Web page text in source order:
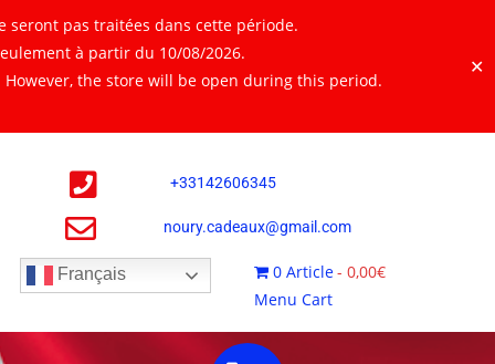
seront pas traitées dans cette période.
à partir du 10/08/2026.
the store will be open during this period.
✕
+33142606345
noury.cadeaux@gmail.com
Français 0 Article
0,00€
Menu Cart